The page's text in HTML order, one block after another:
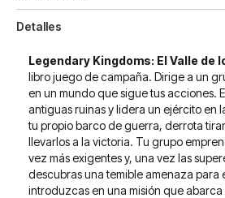
Detalles
Legendary Kingdoms: El Valle de
libro juego de campaña. Dirige a un
en un mundo que sigue tus acciones.
antiguas ruinas y lidera un ejército en
tu propio barco de guerra, derrota
llevarlos a la victoria. Tu grupo
vez más exigentes y, una vez las
descubras una temible amenaza para
introduzcas en una misión que abarca